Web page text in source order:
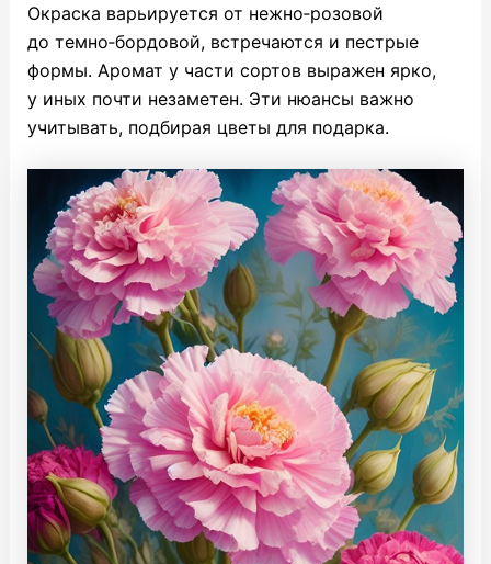
Окраска варьируется от нежно‑розовой
до темно‑бордовой, встречаются и пестрые
формы. Аромат у части сортов выражен ярко,
у иных почти незаметен. Эти нюансы важно
учитывать, подбирая цветы для подарка.